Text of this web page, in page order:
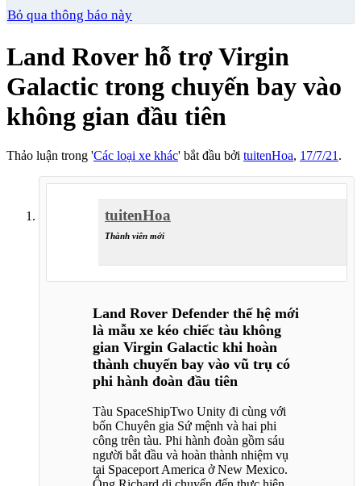
Bỏ qua thông báo này
Land Rover hỗ trợ Virgin
Galactic trong chuyến bay vào
không gian đầu tiên
Thảo luận trong 'Các loại xe khác' bắt đầu bởi tuitenHoa, 17/7/21 .
tuitenHoa
Thành viên mới
Land Rover Defender thế hệ mới
là mẫu xe kéo chiếc tàu không
gian Virgin Galactic khi hoàn
thành chuyến bay vào vũ trụ có
phi hành đoàn đầu tiên
Tàu SpaceShipTwo Unity đi cùng với
bốn Chuyên gia Sứ mệnh và hai phi
công trên tàu. Phi hành đoàn gồm sáu
người bắt đầu và hoàn thành nhiệm vụ
tại Spaceport America ở New Mexico.